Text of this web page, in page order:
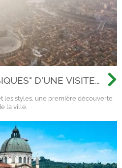
D'UNE VISITE
les styles, une première découverte
la ville.